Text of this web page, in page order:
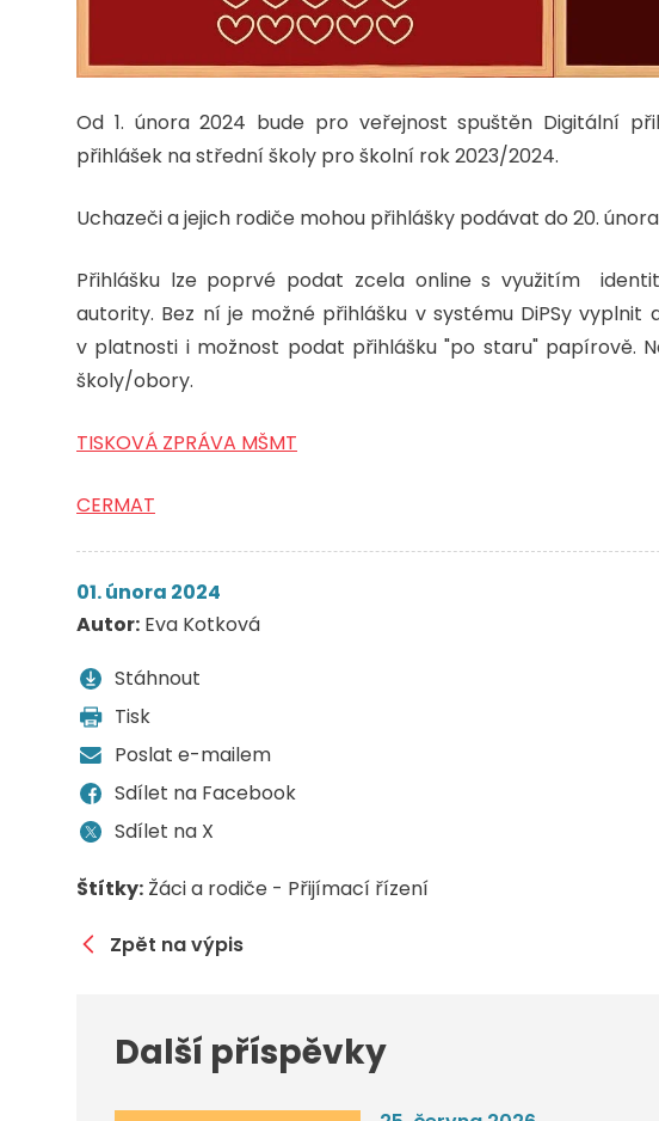
Od 1. února 2024 bude pro veřejnost spuštěn Digitální
přihlášek na střední školy pro školní rok 2023/2024.
Uchazeči a jejich rodiče mohou přihlášky podávat do 20.
Přihlášku lze poprvé podat zcela online s využitím
autority. Bez ní je možné přihlášku v systému DiPSy
v platnosti i možnost podat přihlášku "po staru" papírově.
školy/obory.
TISKOVÁ ZPRÁVA MŠMT
CERMAT
01. února 2024
Autor: Eva Kotková
Stáhnout
Tisk
Poslat e-mailem
Sdílet na Facebook
Sdílet na X
Štítky: Žáci a rodiče - Přijímací řízení
Zpět na výpis
Další příspěvky